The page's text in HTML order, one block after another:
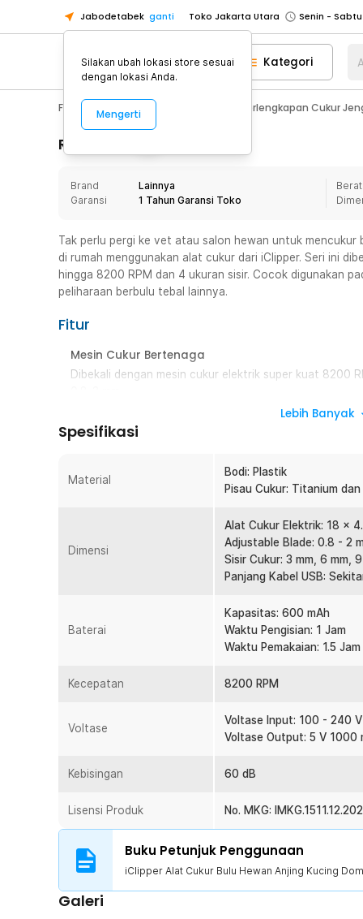
Jabodetabek ganti Toko Jakarta Utara
Toko Tangerang
Toko Cikupa
Pick n Go Jakarta Barat
Senin -
Pick n Go Bekasi
Senin - Jumat
Senin - Jumat
Senin -
Senin -
Toko Tangerang
Toko Cikupa
Pick n Go Jakarta Barat
Senin -
Senin - Jumat
Kategori
Fashion, Make Up & Beauty Care Perlengkapan Cukur
Rincian Produk
Brand
Lainnya
Garansi
1 Tahun Garansi Toko
Tak perlu pergi ke vet atau salon hewan untuk mencukur
di rumah menggunakan alat cukur dari iClipper. Seri ini
hingga 8200 RPM dan 4 ukuran sisir. Cocok digunakan
peliharaan berbulu tebal lainnya.
Fitur
Mesin Cukur Bertenaga
Dibekali dengan mesin cukur elektrik super kuat 8200
Terbuat dari material keramik dan titanium yang tajam
Mode Hening Anti Bising
Suara dengan tingkat kebisingan kurang dari 60 dB
Hadir dengan sisir 3 mm, 6 mm, 9 mm, dan 12 mm untuk
ketebalan bulu yang tepat sesuai kebutuhan.
Dilengkapi baterai bawaan 600 mAh yang dapat
Rincian yang Anda dapatkan untuk pembelian produk ini:
1 x Sisir 6 mm
1 x Sisir 12 mm
1 x Minyak Pelumas
Lebih Banyak
Spesifikasi
Material
Bodi: Plastik
Pisau Cukur: Titanium dan
Dimensi
Alat Cukur Elektrik: 18 x
Adjustable Blade: 0.8 - 2
Sisir Cukur: 3 mm, 6 mm,
Panjang Kabel USB:
Baterai
Kapasitas: 600 mAh
Waktu Pengisian: 1 Jam
Waktu Pemakaian: 1.5 Jam
Kecepatan 8200 RPM
Voltase
Voltase Input: 100 - 240
Voltase Output: 5 V 1000
Kebisingan 60 dB
Lisensi Produk No. MKG:
Buku Petunjuk Penggunaan
iClipper Alat Cukur Bulu Hewan Anjing Kucing
Galeri
Silakan ubah lokasi store sesuai
dengan lokasi Anda.
Mengerti